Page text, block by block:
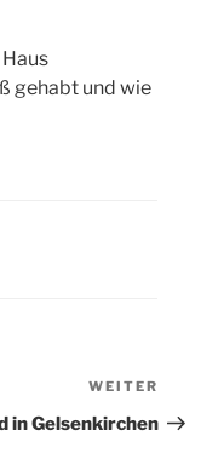
gehabt und wie
Beitrag
WEITER
in Gelsenkirchen